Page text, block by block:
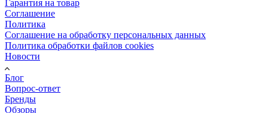
Гарантия на товар
Соглашение
Политика
Соглашение на обработку персональных данных
Политика обработки файлов cookies
Новости
Блог
Вопрос-ответ
Бренды
Обзоры